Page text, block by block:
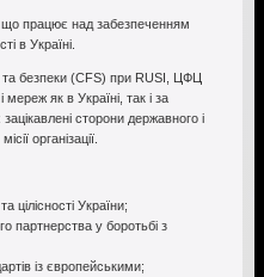
що працює над забезпеченням
в Україні.
та безпеки (CFS) при RUSI, ЦФЦ
як в Україні, так і за
сторони державного і
організації.
цілісності України;
партнерства у боротьбі з
із європейськими;